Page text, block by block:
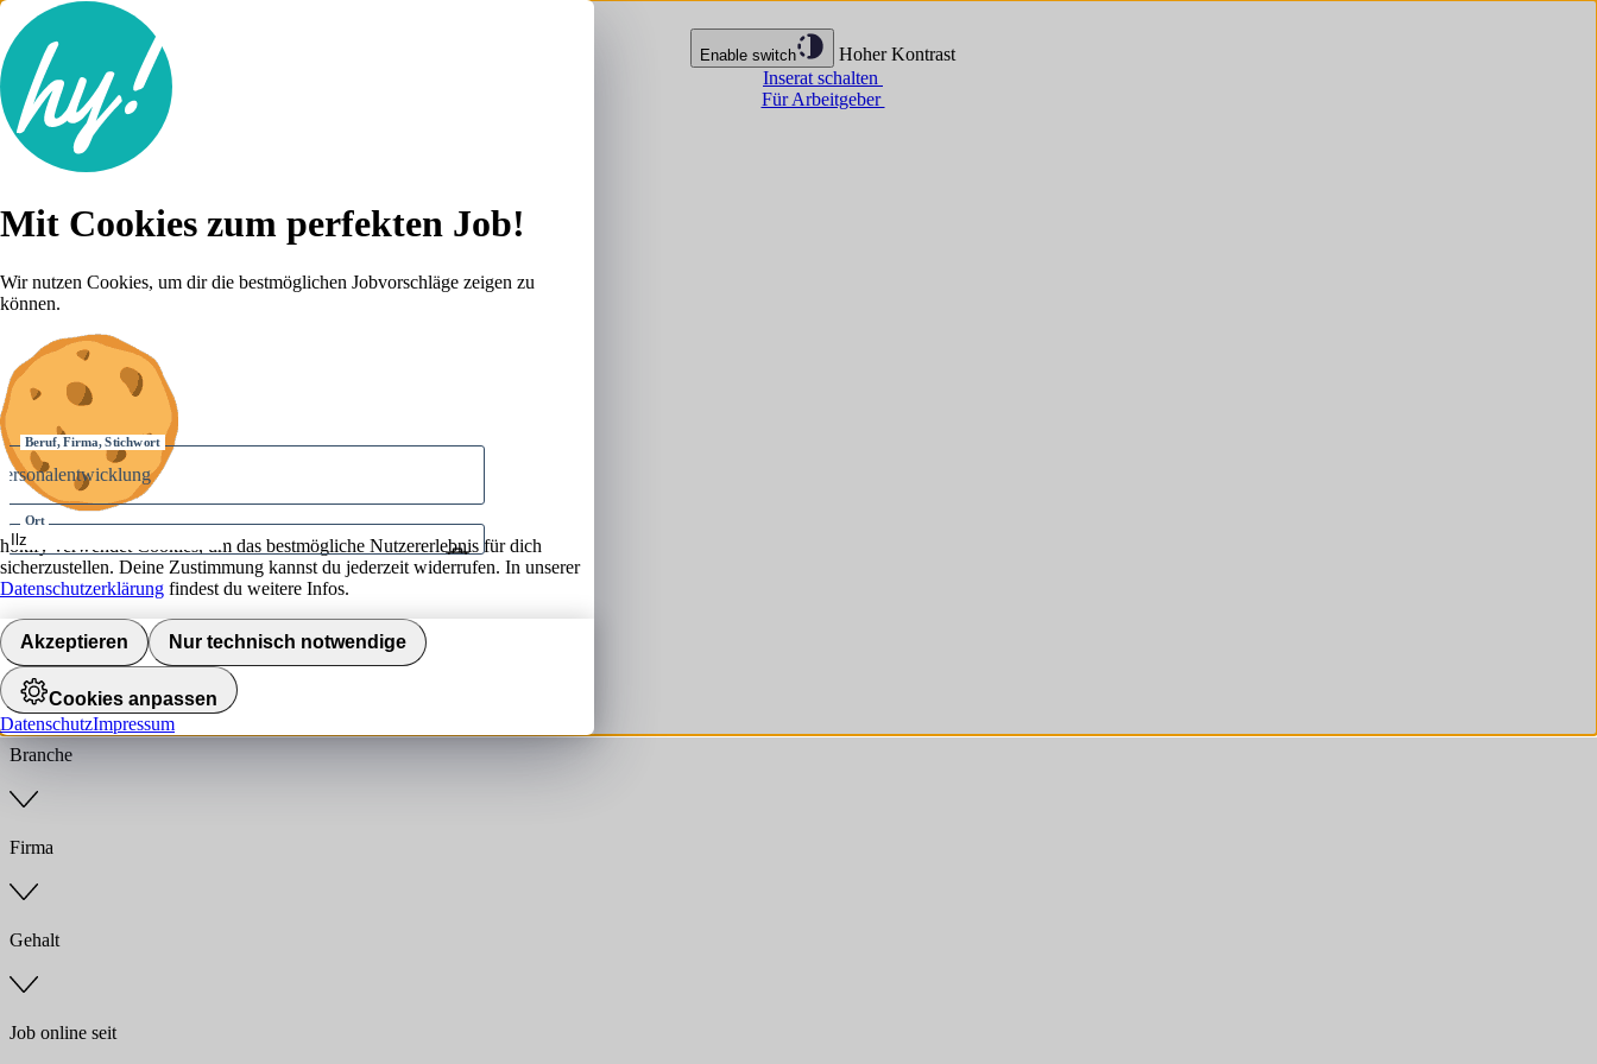
Enable switch
Hoher Kontrast
Inserat schalten
Für Arbeitgeber
Lebenslauf
Karriere-Tipps
Anmelden
Beruf, Firma, Stichwort
Ort
Umkreis
Jobs finden
Anstellungsart
Branche
Firma
Gehalt
Job online seit
Mit Cookies zum perfekten Job!
Wir nutzen Cookies, um dir die bestmöglichen Jobvorschläge zeigen zu
können.
hokify verwendet Cookies, um das bestmögliche Nutzererlebnis für dich
sicherzustellen. Deine Zustimmung kannst du jederzeit widerrufen. In unserer
Datenschutzerklärung findest du weitere Infos.
Akzeptieren Nur technisch notwendige
Cookies anpassen
DatenschutzImpressum